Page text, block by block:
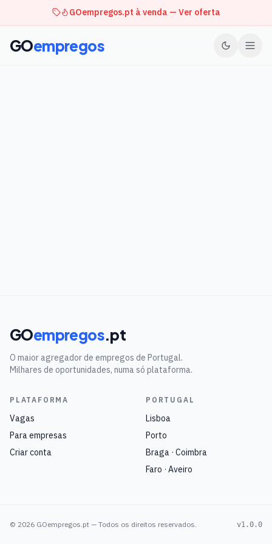
GOempregos.pt à venda — Ver oferta
GOempregos
GOempregos.pt
O maior agregador de empregos de Portugal.
Milhares de oportunidades, numa só plataforma.
PLATAFORMA
Vagas
Para empresas
Criar conta
PORTUGAL
Lisboa
Porto
Braga · Coimbra
Faro · Aveiro
© 2026 GOempregos.pt — Todos os direitos reservados. v1.0.0